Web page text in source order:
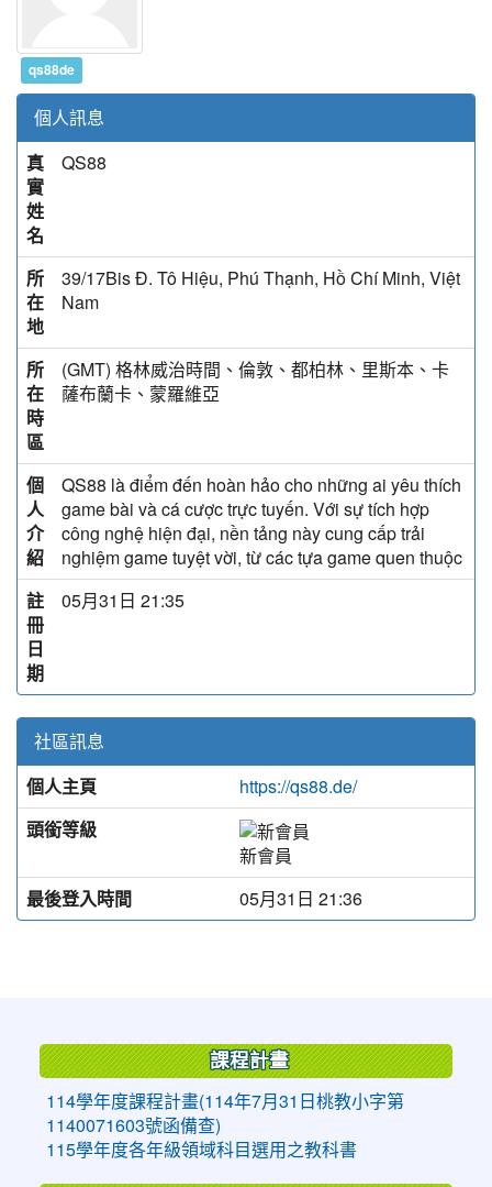
qs88de
個人訊息
真
實
姓
名
QS88
所
在
地
39/17Bis Đ. Tô Hiệu, Phú Thạnh, Hồ Chí Minh, Việt
Nam
所
在
時
區
(GMT) 格林威治時間、倫敦、都柏林、里斯本、卡
薩布蘭卡、蒙羅維亞
個
人
介
紹
QS88 là điểm đến hoàn hảo cho những ai yêu thích
game bài và cá cược trực tuyến. Với sự tích hợp
công nghệ hiện đại, nền tảng này cung cấp trải
nghiệm game tuyệt vời, từ các tựa game quen thuộc
註
冊
日
期
05月31日 21:35
社區訊息
個人主頁
https://qs88.de/
頭銜等級
新會員
最後登入時間
05月31日 21:36
課程計畫
114學年度課程計畫(114年7月31日桃教小字第
1140071603號函備查)
115學年度各年級領域科目選用之教科書